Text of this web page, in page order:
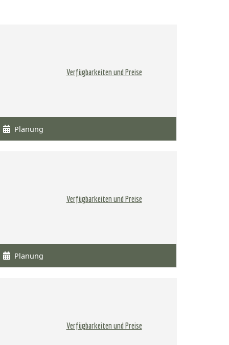
Verfügbarkeiten und Preise
Planung
Verfügbarkeiten und Preise
Planung
Verfügbarkeiten und Preise